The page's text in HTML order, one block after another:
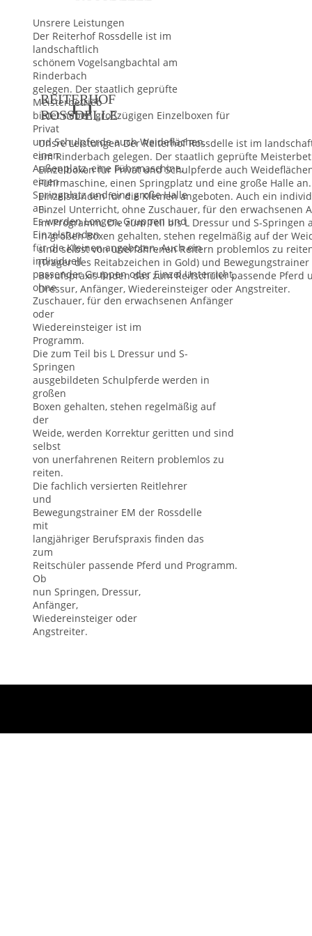

Unsre Leistungen Der Reiterhof Rossdelle ist im
amRinderbach gelegen. Der staatlich geprüfte
Einzelboxen für Privat und Schulpferde auch
Führmaschine, einen Springplatz und eine große Halle an.
Einzelstunden für die Kleinen angeboten. Auch ein
Einzel Unterricht, ohne Zuschauer, für den erwachsenen
im Programm. Die zum Teil bis L Dressur und S-
ingroßen Boxen gehalten, stehen regelmäßig auf der
sind selbst von unerfahrenen Reitern problemlos zu
(Träger des Reitabzeichen in Gold) und
Berufspraxis finden das zumReitschüler passende Pferd
Dressur, Anfänger, Wiedereinsteiger oder Angstreiter.
REITERHOF
ROSSDELLE
Unsrere Leistungen
Der Reiterhof Rossdelle ist im
landschaftlich
schönem Vogelsangbachtal am
Rinderbach
gelegen. Der staatlich geprüfte
Meisterbetrieb
bietet neben großzügigen Einzelboxen für
Privat
und Schulpferde auch Weideflächen,
einen
Außenplatz, eine Führmaschine,
einen
Springplatz und eine große Halle
an.
Es werden Longen, Gruppen und
Einzelstunden
für die Kleinen angeboten. Auch ein
individuell
passender Gruppen oder Einzel Unterricht,
ohne
Zuschauer, für den erwachsenen Anfänger
oder
Wiedereinsteiger ist im
Programm.
Die zum Teil bis L Dressur und S-
Springen
ausgebildeten Schulpferde werden in
großen
Boxen gehalten, stehen regelmäßig auf
der
Weide, werden Korrektur geritten und sind
selbst
von unerfahrenen Reitern problemlos zu
reiten.
Die fachlich versierten Reitlehrer
und
Bewegungstrainer EM der Rossdelle
mit
langjähriger Berufspraxis finden das
zum
Reitschüler passende Pferd und Programm.
Ob
nun Springen, Dressur,
Anfänger,
Wiedereinsteiger oder
Angstreiter.